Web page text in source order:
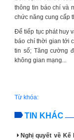
thông tin báo chí và
chức năng cung cấp
Để tiếp tục phát huy
báo chí thời gian tới
tin số; Tăng cường
không gian mạng...
Từ khóa:
TIN KHÁC
Nghị quyết về Kế